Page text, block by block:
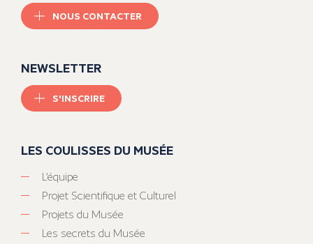
NOUS CONTACTER
NEWSLETTER
S'INSCRIRE
LES COULISSES DU MUSÉE
L’équipe
Projet Scientifique et Culturel
Projets du Musée
Les secrets du Musée